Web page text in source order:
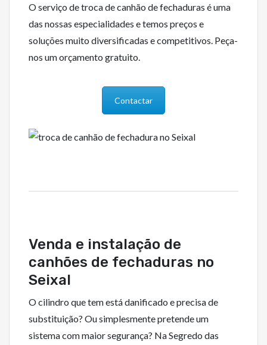
O serviço de troca de canhão de fechaduras é uma
das nossas especialidades e temos preços e
soluções muito diversificadas e competitivos. Peça-
nos um orçamento gratuito.
Contactar
Venda e instalação de
canhões de fechaduras no
Seixal
O cilindro que tem está danificado e precisa de
substituição? Ou simplesmente pretende um
sistema com maior segurança? Na Segredo das